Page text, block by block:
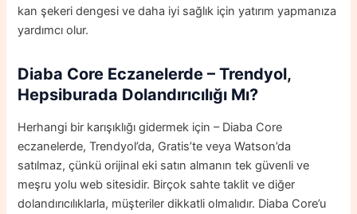
kan şekeri dengesi ve daha iyi sağlık için yatırım yapmanıza
yardımcı olur.
Diaba Core Eczanelerde – Trendyol,
Hepsiburada Dolandırıcılığı Mı?
Herhangi bir karışıklığı gidermek için – Diaba Core
eczanelerde, Trendyol’da, Gratis’te veya Watson’da
satılmaz, çünkü orijinal eki satın almanın tek güvenli ve
meşru yolu web sitesidir. Birçok sahte taklit ve diğer
dolandırıcılıklarla, müşteriler dikkatli olmalıdır. Diaba Core’u